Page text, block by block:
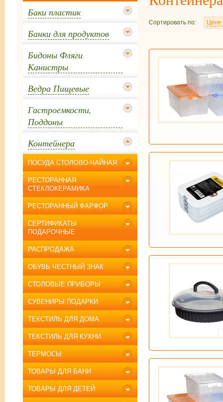
Баки пластик
Банки для продуктов
Бидоны Фляги
Канистры
Ведра Пищевые
Гастроемкости,
Поддоны
Контейнера
ПОСУДА СТОЛОВО-ЧАЙНАЯ
РЕСТОРАННАЯ
СТЕКЛОКЕРАМИКА
РЕСТОРАННЫЙ ФАРФОР
СЕРТИФИКАТЫ
ПОДАРОЧНЫЕ
РАСПРОДАЖА
ОБУВЬ ЧЕСТНЫЙ ЗНАК
СТОЛОВЫЕ ПРИБОРЫ
СУВЕНИРЫ ПОДАРКИ
ТЕКСТИЛЬ ДЛЯ ДОМА
ТЕКСТИЛЬ ДЛЯ КУХНИ
ТЕРМОСЫ
ТОВАРЫ ДЛЯ БАНИ
ТОВАРЫ ДЛЯ ДЕТЕЙ
Сортировать по: Цене